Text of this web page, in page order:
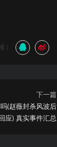
：
下一篇
(赵薇封杀风波后
应) 真实事件汇总